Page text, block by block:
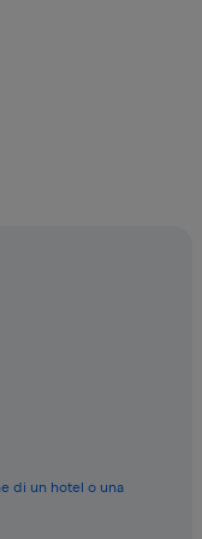
di un hotel o una